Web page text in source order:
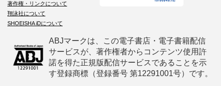
著作権・リンクについて
翔泳社について
SHOEISHA iDについて
ABJマークは、この電子書店・電子書籍配信
サービスが、著作権者からコンテンツ使用許
諾を得た正規版配信サービスであることを示
す登録商標（登録番号 第12291001号）です。